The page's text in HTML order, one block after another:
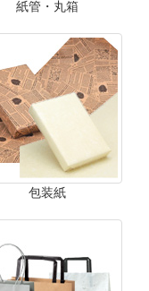
紙管・丸箱
包装紙